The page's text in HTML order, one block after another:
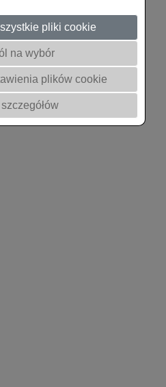
pliki cookie
na wybór
plików cookie